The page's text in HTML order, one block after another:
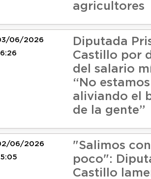
agricultores
06/2026
Diputada
Castillo por
del salario
“No estamos
aliviando el
de la gente”
06/2026
"Salimos
poco":
Castillo